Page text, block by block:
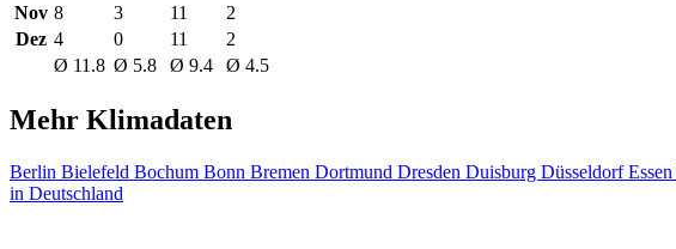
Nov 8 3 11
2
Dez 4 0 11
2
Ø 11.8 Ø 5.8 Ø 9.4 Ø 4.5
Mehr Klimadaten
Berlin Bielefeld Bochum Bonn Bremen Dortmund Dresden Duisburg DüsseldorfEssen
in Deutschland